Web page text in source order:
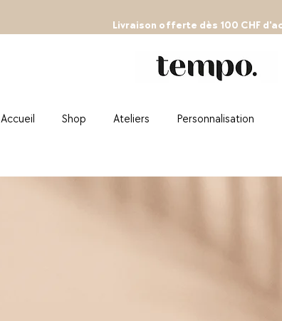
Livraison offerte dès 100 CHF
Accueil Shop Ateliers Personnalisation